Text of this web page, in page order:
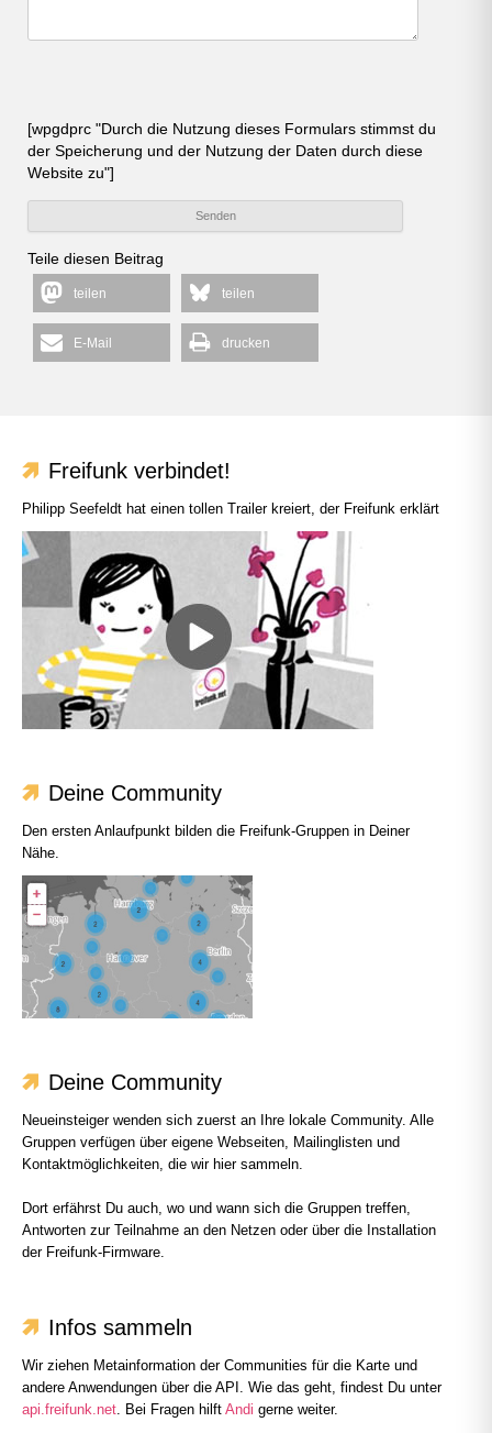
[wpgdprc "Durch die Nutzung dieses Formulars stimmst du
der Speicherung und der Nutzung der Daten durch diese
Website zu"]
Teile diesen Beitrag
teilen teilen
E-Mail drucken
Freifunk verbindet!
Philipp Seefeldt hat einen tollen Trailer kreiert, der Freifunk erklärt
Deine Community
Den ersten Anlaufpunkt bilden die Freifunk-Gruppen in Deiner
Nähe.
Deine Community
Neueinsteiger wenden sich zuerst an Ihre lokale Community. Alle
Gruppen verfügen über eigene Webseiten, Mailinglisten und
Kontaktmöglichkeiten, die wir hier sammeln.
Dort erfährst Du auch, wo und wann sich die Gruppen treffen,
Antworten zur Teilnahme an den Netzen oder über die Installation
der Freifunk-Firmware.
Infos sammeln
Wir ziehen Metainformation der Communities für die Karte und
andere Anwendungen über die API. Wie das geht, findest Du unter
api.freifunk.net. Bei Fragen hilft Andi gerne weiter.